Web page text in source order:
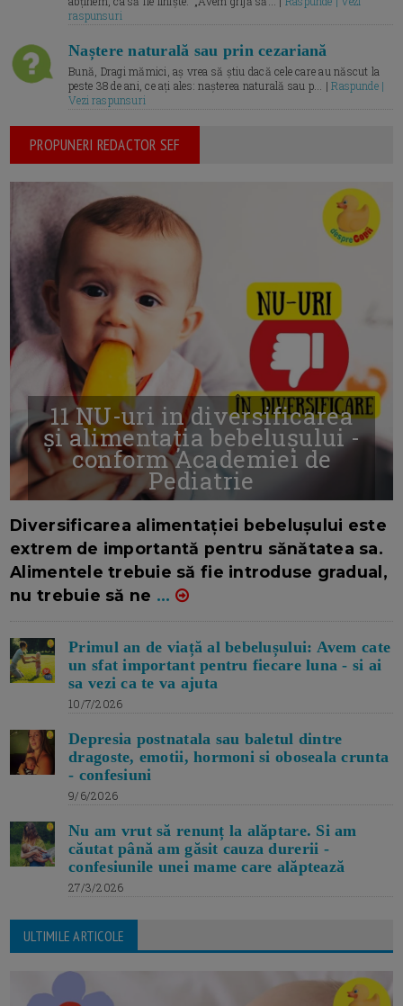
raspunsuri
Naștere naturală sau prin cezariană
Bună, Dragi mămici, aș vrea să știu dacă cele care au născut la
peste 38 de ani, ce ați ales: nașterea naturală sau p... |Raspunde |
Vezi raspunsuri
PROPUNERI REDACTOR SEF
11 NU-uri in diversificarea
și alimentația bebelușului -
conform Academiei de
Pediatrie
Diversificarea alimentației bebelușului este
extrem de importantă pentru sănătatea sa.
Alimentele trebuie să fie introduse gradual,
nu trebuie să ne ...
Primul an de viață al bebelușului: Avem cate
un sfat important pentru fiecare luna - si ai
sa vezi ca te va ajuta
10/7/2026
Depresia postnatala sau baletul dintre
dragoste, emotii, hormoni si oboseala crunta
- confesiuni
9/6/2026
Nu am vrut să renunț la alăptare. Si am
căutat până am găsit cauza durerii -
confesiunile unei mame care alăptează
27/3/2026
ULTIMILE ARTICOLE